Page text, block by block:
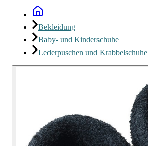
Bekleidung
Baby- und Kinderschuhe
Lederpuschen und Krabbelschuhe